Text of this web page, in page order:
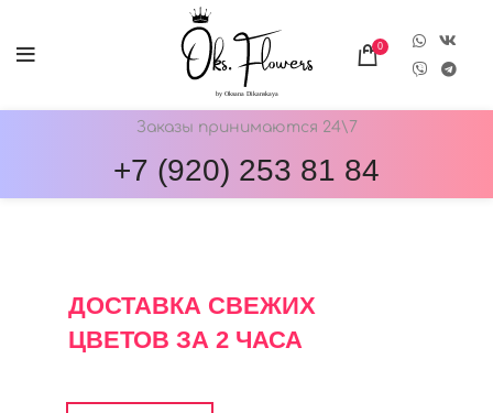
0
Заказы принимаются 24\7
+7 (920) 253 81 84
ДОСТАВКА СВЕЖИХ
ЦВЕТОВ ЗА 2 ЧАСА